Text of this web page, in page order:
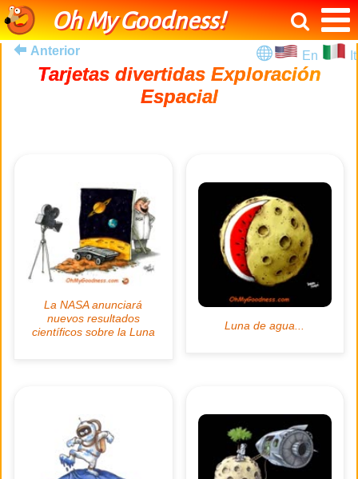
Oh My Goodness!
Anterior En It
Tarjetas divertidas Exploración
Espacial